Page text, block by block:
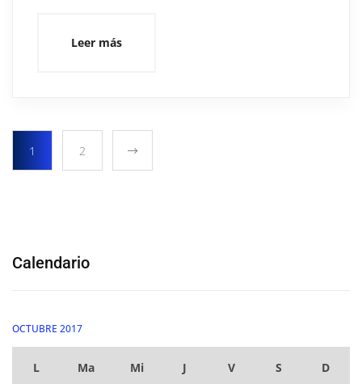
Leer más
1 2
Calendario
OCTUBRE 2017
L Ma Mi J V S D